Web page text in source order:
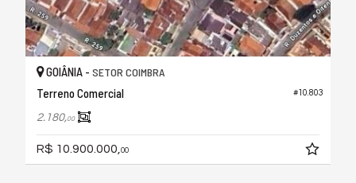
#10.803
GOIÂNIA - SETOR COIMBRA
Terreno Comercial
2.180,00
R$ 10.900.000,00